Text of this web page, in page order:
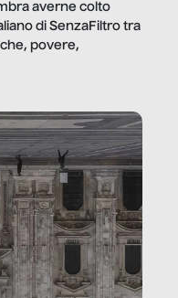
averne colto
di SenzaFiltro tra
povere,